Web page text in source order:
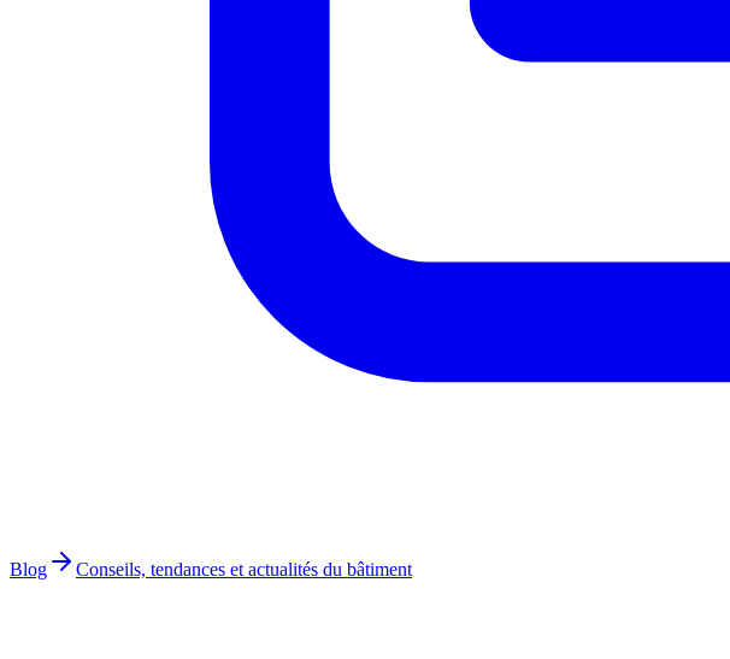
Blog Conseils, tendances et actualités du bâtiment